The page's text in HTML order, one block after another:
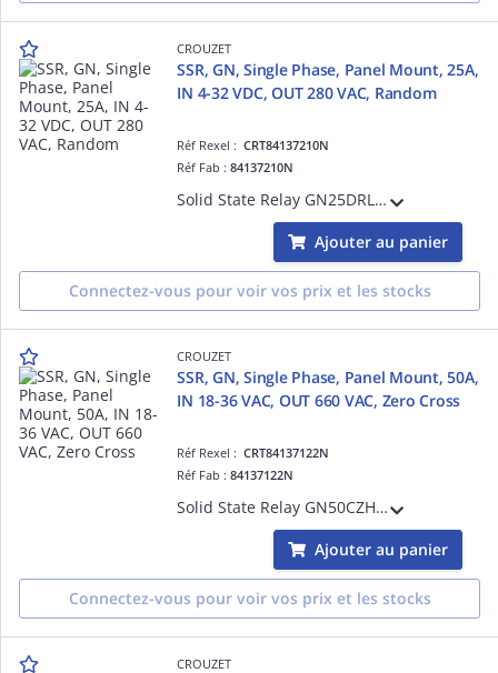
CROUZET
SSR, GN, Single Phase, Panel Mount, 25A,
IN 4-32 VDC, OUT 280 VAC, Random
Réf Rexel :CRT84137210N
Réf Fab :84137210N
Solid State Relay GN25DRL, GN Series, Single Phase, Panel Mount, 25A, Input Voltage 4-32 VDC, Output Voltage 280 VAC, Random, Input & Output Protection, IP20
Ajouter au panier
Connectez-vous pour voir vos prix et les stocks
CROUZET
SSR, GN, Single Phase, Panel Mount, 50A,
IN 18-36 VAC, OUT 660 VAC, Zero Cross
Réf Rexel :CRT84137122N
Réf Fab :84137122N
Solid State Relay GN50CZH, GN Series, Single Phase, Panel Mount, 50A, Input Voltage 18-36 VAC, Output Voltage 660 VAC, Zero Cross, Output Protection, IP20
Ajouter au panier
Connectez-vous pour voir vos prix et les stocks
CROUZET